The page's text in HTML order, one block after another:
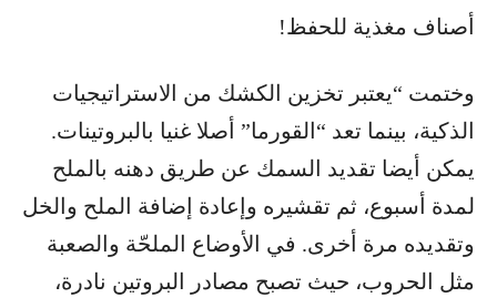
أصناف مغذية للحفظ!
وختمت “يعتبر تخزين الكشك من الاستراتيجيات
الذكية، بينما تعد “القورما” أصلا غنيا بالبروتينات.
يمكن أيضا تقديد السمك عن طريق دهنه بالملح
لمدة أسبوع، ثم تقشيره وإعادة إضافة الملح والخل
وتقديده مرة أخرى. في الأوضاع الملحّة والصعبة
مثل الحروب، حيث تصبح مصادر البروتين نادرة،